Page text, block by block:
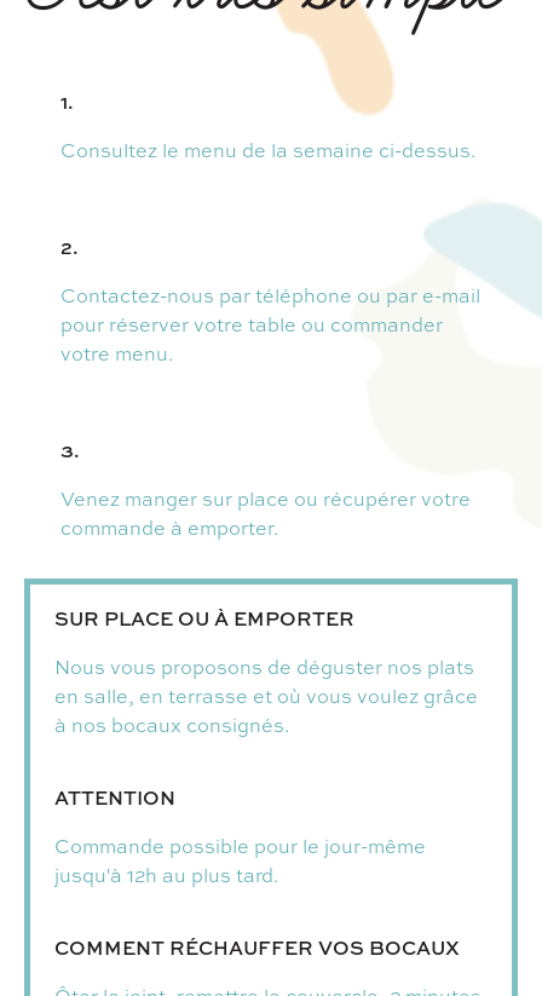
1.
Consultez le menu de la semaine ci-dessus.
2.
Contactez-nous par téléphone ou par e-mail
pour réserver votre table ou commander
votre menu.
3.
Venez manger sur place ou récupérer votre
commande à emporter.
SUR PLACE OU À EMPORTER
Nous vous proposons de déguster nos plats
en salle, en terrasse et où vous voulez grâce
à nos bocaux consignés.
ATTENTION
Commande possible pour le jour-même
jusqu'à 12h au plus tard.
COMMENT RÉCHAUFFER VOS BOCAUX